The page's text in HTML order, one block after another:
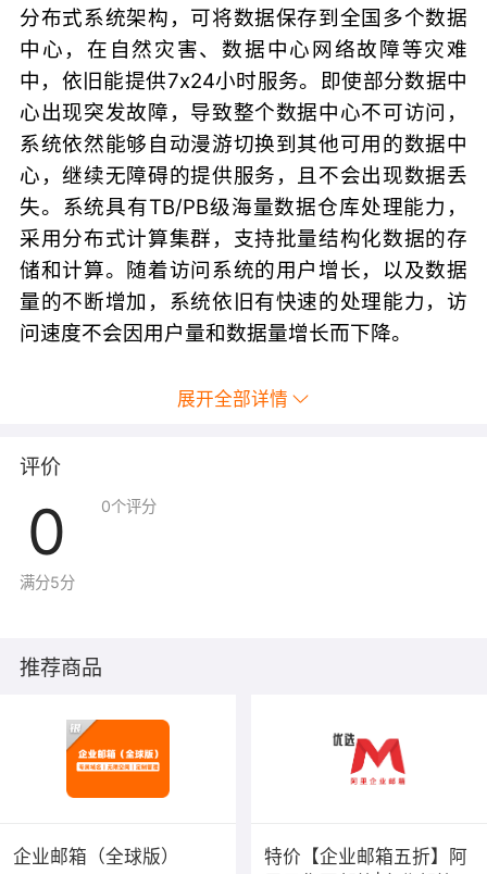
分布式系统架构，可将数据保存到全国多个数据
中心，在自然灾害、数据中心网络故障等灾难
中，依旧能提供7x24小时服务。即使部分数据中
心出现突发故障，导致整个数据中心不可访问，
系统依然能够自动漫游切换到其他可用的数据中
心，继续无障碍的提供服务，且不会出现数据丢
失。系统具有TB/PB级海量数据仓库处理能力，
采用分布式计算集群，支持批量结构化数据的存
储和计算。随着访问系统的用户增长，以及数据
量的不断增加，系统依旧有快速的处理能力，访
问速度不会因用户量和数据量增长而下降。
展开全部详情
评价
0
满分5分
0个评分
推荐商品
企业邮箱（全球版）
特价【企业邮箱五折】阿